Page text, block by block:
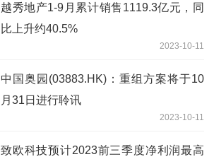
越秀地产1-9月累计销售1119.3亿元，同
比上升约40.5%
2023-10-11
中国奥园(03883.HK)：重组方案将于10
月31日进行聆讯
2023-10-11
致欧科技预计2023前三季度净利润最高